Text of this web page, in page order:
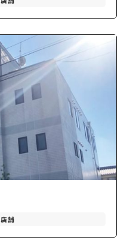
舗